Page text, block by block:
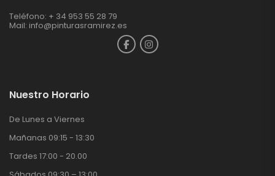
Teléfono: + 34 953 55 28 79
Mail: info@pinturasramirez.es
Nuestro Horario
De Lunes a Viernes
Mañanas 09:15 - 13:30
Tardes 17:00 - 20.00